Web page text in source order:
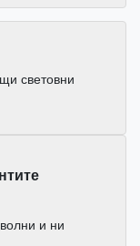
световни
и ни